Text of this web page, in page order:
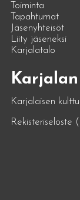
Toiminta
Tapahtumat
Jäsenyhteisöt
Liity jäseneksi
Karjalatalo
Karjalaisen
Rekisteriseloste